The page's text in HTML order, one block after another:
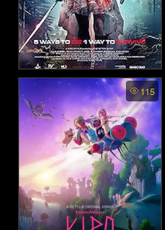
The Bitter Taste (2025)
115